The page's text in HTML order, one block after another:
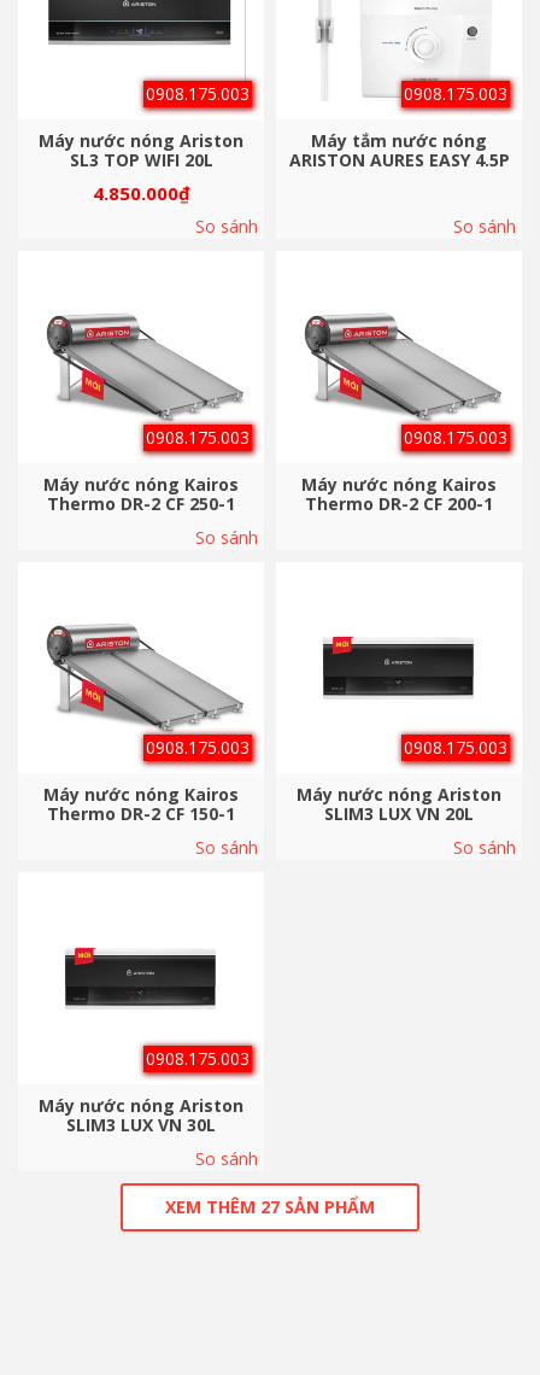
0908.175.003
Máy nước nóng Ariston
SL3 TOP WIFI 20L
4.850.000₫
So sánh
0908.175.003
Máy tắm nước nóng
ARISTON AURES EASY 4.5P
So sánh
0908.175.003
Máy nước nóng Kairos
Thermo DR-2 CF 250-1
So sánh
0908.175.003
Máy nước nóng Kairos
Thermo DR-2 CF 200-1
0908.175.003
Máy nước nóng Kairos
Thermo DR-2 CF 150-1
So sánh
0908.175.003
Máy nước nóng Ariston
SLIM3 LUX VN 20L
So sánh
0908.175.003
Máy nước nóng Ariston
SLIM3 LUX VN 30L
So sánh
XEM THÊM 27 SẢN PHẨM